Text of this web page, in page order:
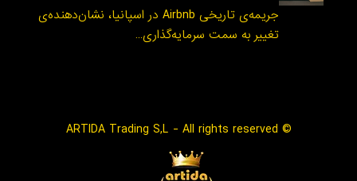
جریمه‌ی تاریخی Airbnb در اسپانیا، نشان‌دهنده‌ی
تغییر به سمت سرمایه‌گذاری…
© ARTIDA Trading S,L - All rights reserved